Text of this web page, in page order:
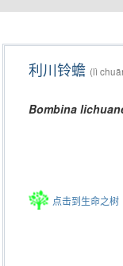
利川铃蟾 (lì
Bombina
点击到生命之树